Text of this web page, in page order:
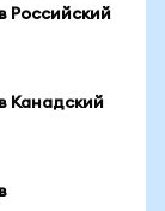
Российский
Канадский